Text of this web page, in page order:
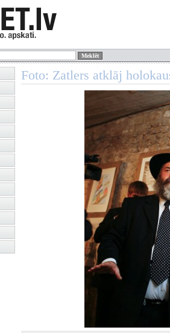
Foto: Zatlers atklāj